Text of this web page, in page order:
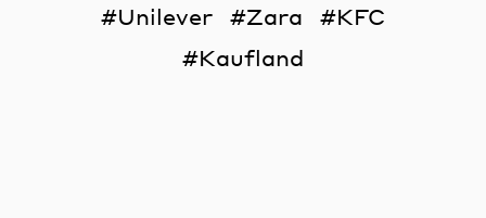
Unilever
Zara
KFC
Kaufland